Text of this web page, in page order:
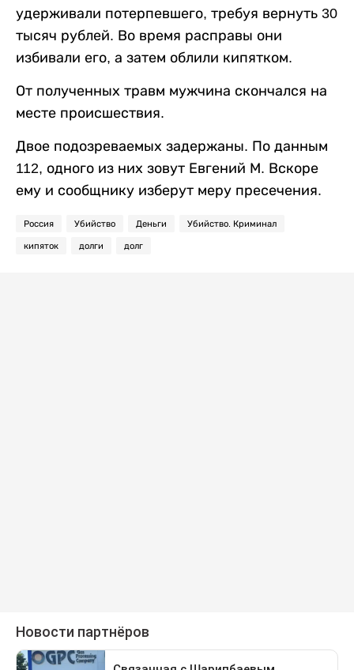
удерживали потерпевшего, требуя вернуть 30
тысяч рублей. Во время расправы они
избивали его, а затем облили кипятком.
От полученных травм мужчина скончался на
месте происшествия.
Двое подозреваемых задержаны. По данным
112, одного из них зовут Евгений М. Вскоре
ему и сообщнику изберут меру пресечения.
Россия Убийство Деньги Убийство. Криминал
кипяток долги долг